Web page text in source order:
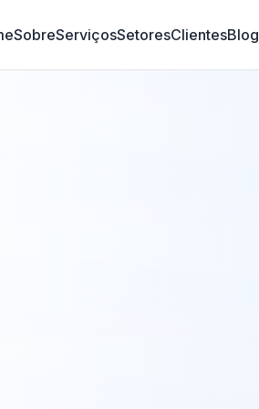
SobreServiçosSetoresClientesBlog